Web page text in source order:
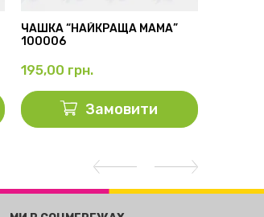
ЧАШКА “НАЙКРАЩА МАМА”
100006
195,00 грн.
Замовити